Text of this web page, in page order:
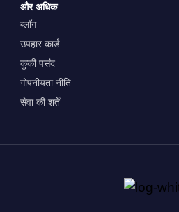
और अधिक
ब्लॉग
उपहार कार्ड
कुकी पसंद
गोपनीयता नीति
सेवा की शर्तें